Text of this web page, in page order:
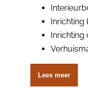
Lees meer